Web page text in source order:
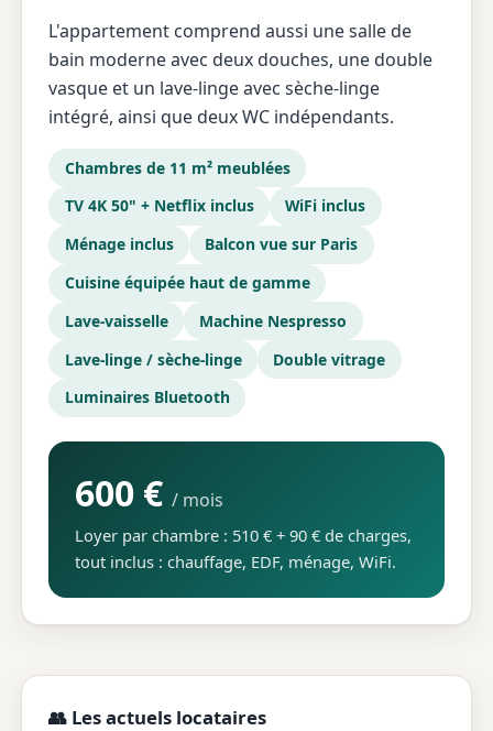
L'appartement comprend aussi une salle de
bain moderne avec deux douches, une double
vasque et un lave-linge avec sèche-linge
intégré, ainsi que deux WC indépendants.
Chambres de 11 m² meublées
TV 4K 50" + Netflix inclus
WiFi inclus
Ménage inclus
Balcon vue sur Paris
Cuisine équipée haut de gamme
Lave-vaisselle
Machine Nespresso
Lave-linge / sèche-linge
Double vitrage
Luminaires Bluetooth
600 €/ mois
Loyer par chambre : 510 € + 90 € de charges,
tout inclus : chauffage, EDF, ménage, WiFi.
👥 Les actuels locataires